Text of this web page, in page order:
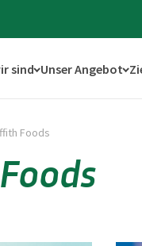
sind Unser Angebot
Foods